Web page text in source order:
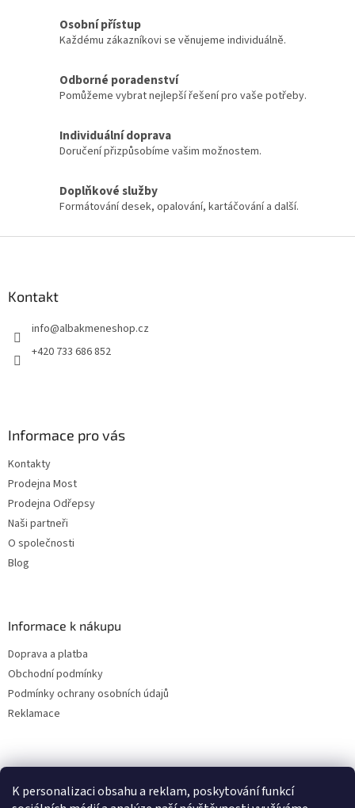
K personalizaci obsahu a reklam, poskytování funkcí
c
r
v
ý
s
u
n
Osobní přístup
Každému zákazníkovi se věnujeme individuálně.
Odborné poradenství
Pomůžeme vybrat nejlepší řešení pro vaše potřeby.
Individuální doprava
Doručení přizpůsobíme vašim možnostem.
Doplňkové služby
Formátování desek, opalování, kartáčování a další.
Kontakt
info@albakmeneshop.cz
+420 733 686 852
Informace pro vás
Kontakty
Prodejna Most
Prodejna Odřepsy
Naši partneři
O společnosti
Blog
Informace k nákupu
Doprava a platba
Obchodní podmínky
Podmínky ochrany osobních údajů
Reklamace